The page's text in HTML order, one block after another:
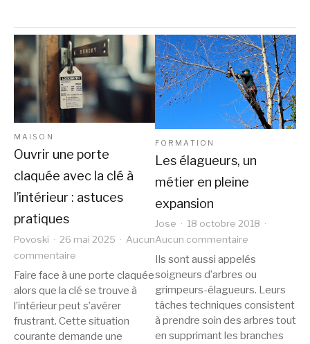
MAISON
Ouvrir une porte
claquée avec la clé à
l’intérieur : astuces
pratiques
Povoski 26 mai 2025
Aucun
commentaire
une
porte
claquée
avec
Faire face à une porte claquée
alors que la clé se trouve à
l’intérieur peut s’avérer
frustrant. Cette situation
courante demande une
FORMATION
Les élagueurs, un
métier en pleine
expansion
Jose
18 octobre 2018
Aucun commentaire
Les
élagueurs,
un
métier
en
pleine
Ils sont aussi appelés
soigneurs d’arbres ou
grimpeurs-élagueurs. Leurs
tâches techniques consistent
à prendre soin des arbres tout
en supprimant les branches